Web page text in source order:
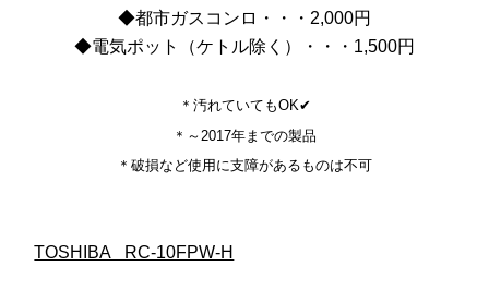
◆都市ガスコンロ・・・2,000円
◆電気ポット（ケトル除く）・・・1,500円
＊汚れていてもOK✔
＊～2017年までの製品
＊破損など使用に支障があるものは不可
TOSHIBA RC-10FPW-H